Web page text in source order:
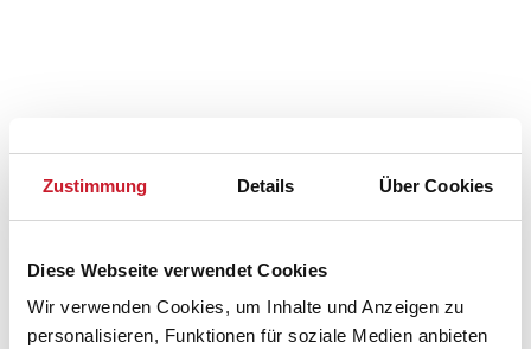
Zustimmung Details Über Cookies
Diese Webseite verwendet Cookies
Wir verwenden Cookies, um Inhalte und Anzeigen zu
personalisieren, Funktionen für soziale Medien anbieten
Belegungskalender